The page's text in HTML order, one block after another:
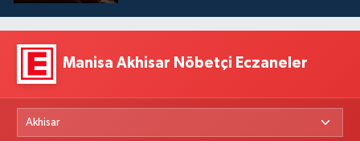
Manisa Akhisar Nöbetçi Eczaneler